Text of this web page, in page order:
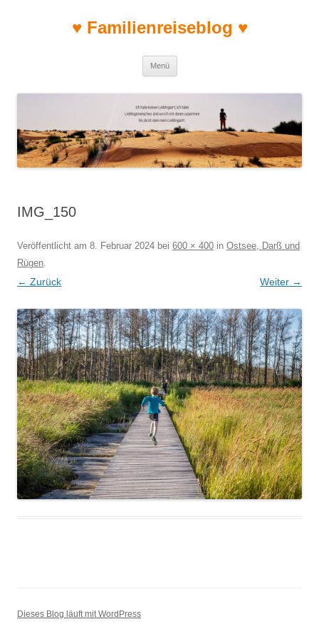
♥ Familienreiseblog ♥
Menü
IMG_150
Veröffentlicht am 8. Februar 2024 bei 600 × 400 in Ostsee, Darß und
Rügen.
← Zurück Weiter →
Dieses Blog läuft mit WordPress